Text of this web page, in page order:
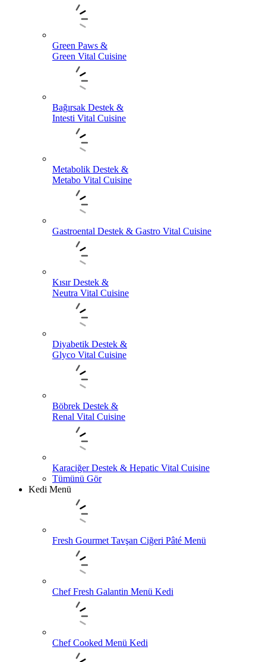
Green Paws &
Green Vital Cuisine
Bağırsak Destek &
Intesti Vital Cuisine
Metabolik Destek &
Metabo Vital Cuisine
Gastroental Destek & Gastro Vital Cuisine
Kısır Destek &
Neutra Vital Cuisine
Diyabetik Destek &
Glyco Vital Cuisine
Böbrek Destek &
Renal Vital Cuisine
Karaciğer Destek & Hepatic Vital Cuisine
Tümünü Gör
Kedi Menü
Fresh Gourmet Tavşan Ciğeri Pâté Menü
Chef Fresh Galantin Menü Kedi
Chef Cooked Menü Kedi